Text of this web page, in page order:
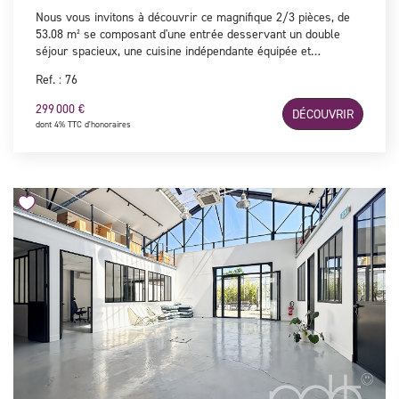
Nous vous invitons à découvrir ce magnifique 2/3 pièces, de
53.08 m² se composant d'une entrée desservant un double
séjour spacieux, une cuisine indépendante équipée et
avec WC. Une cave en sous-sol complète ce bien en parfait
était, plein de charme, lumineux et sans vis-à-vis. Coup de
coeur assuré !
Ref. : 76
299 000 €
dont 4% TTC d'honoraires
DÉCOUVRIR